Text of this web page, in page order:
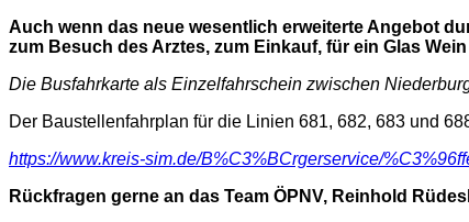
Auch wenn das neue wesentlich erweiterte Angebot
zum Besuch des Arztes, zum Einkauf, für ein Glas
Die Busfahrkarte als Einzelfahrschein zwischen
Der Baustellenfahrplan für die Linien 681, 682, 683 und
https://www.kreis-sim.de/B%C3%BCrgerservice/
Rückfragen gerne an das Team ÖPNV, Reinhold